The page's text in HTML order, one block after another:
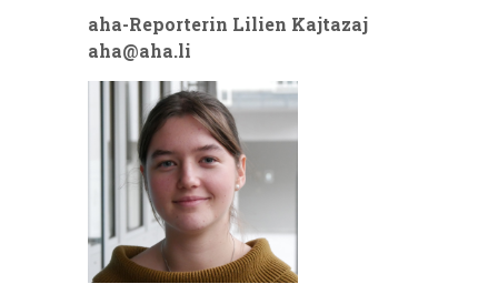
aha-Reporterin Lilien Kajtazaj
aha@aha.li